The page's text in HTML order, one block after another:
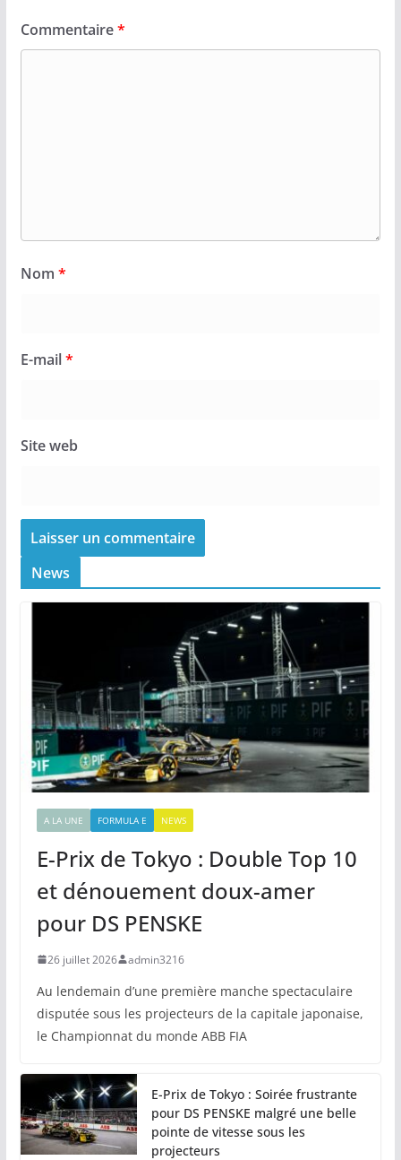
Commentaire*
Nom *
E-mail*
Site web
News
A LA UNE FORMULA E NEWS
E-Prix de Tokyo : Double Top 10
et dénouement doux-amer
pour DS PENSKE
26 juillet 2026 admin3216
Au lendemain d’une première manche spectaculaire
disputée sous les projecteurs de la capitale japonaise,
le Championnat du monde ABB FIA
E-Prix de Tokyo : Soirée frustrante
pour DS PENSKE malgré une belle
pointe de vitesse sous les
projecteurs